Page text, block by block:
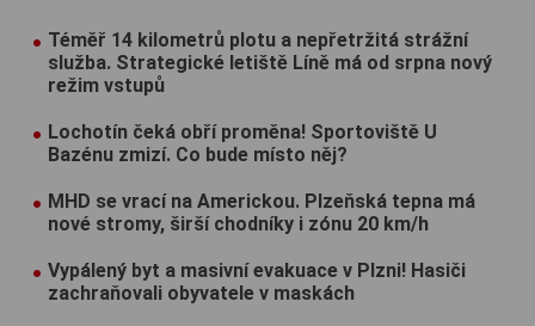
Téměř 14 kilometrů plotu a nepřetržitá strážní
služba. Strategické letiště Líně má od srpna nový
režim vstupů
Lochotín čeká obří proměna! Sportoviště U
Bazénu zmizí. Co bude místo něj?
MHD se vrací na Americkou. Plzeňská tepna má
nové stromy, širší chodníky i zónu 20 km/h
Vypálený byt a masivní evakuace v Plzni! Hasiči
zachraňovali obyvatele v maskách